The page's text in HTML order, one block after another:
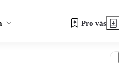
Pro vás